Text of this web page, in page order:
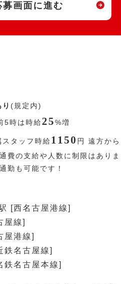
募画面に進む
(規定内)
5時は時給25%増
タッフ時給 1150 円
遠方から
費の支給や人数に制限はありま
勤も可能です！
[西名古屋港線]
屋線]
屋港線]
鉄名古屋線]
鉄名古屋本線]